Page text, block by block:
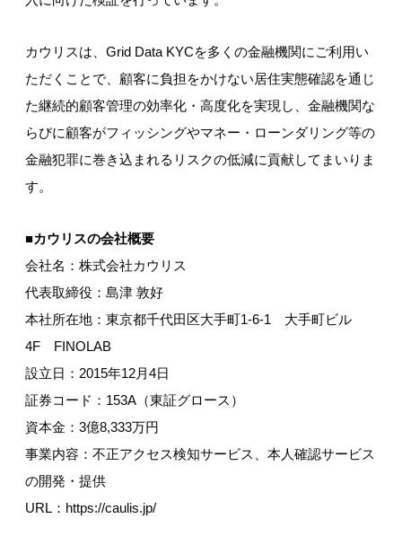
カウリスは、Grid Data KYCを多くの金融機関にご利用い
ただくことで、顧客に負担をかけない居住実態確認を通じ
た継続的顧客管理の効率化・高度化を実現し、金融機関な
らびに顧客がフィッシングやマネー・ローンダリング等の
金融犯罪に巻き込まれるリスクの低減に貢献してまいりま
す。
■カウリスの会社概要
会社名：株式会社カウリス
代表取締役：島津 敦好
本社所在地：東京都千代田区大手町1-6-1 大手町ビル
4F FINOLAB
設立日：2015年12月4日
証券コード：153A（東証グロース）
資本金：3億8,333万円
事業内容：不正アクセス検知サービス、本人確認サービス
の開発・提供
URL：https://caulis.jp/